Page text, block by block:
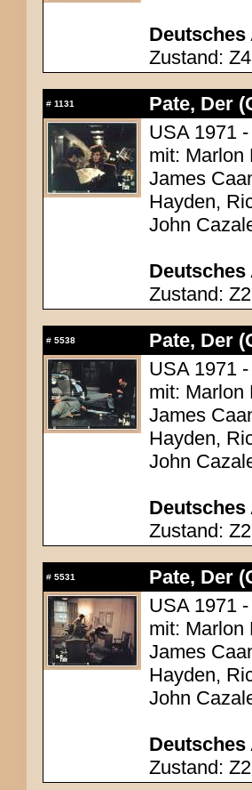
Deutsches
Zustand: Z4
# 1131
Pate, Der
USA 1971
mit: Marlon
James
Hayden,
John
Deutsches
Zustand: Z2
# 5538
Pate, Der
USA 1971
mit: Marlon
James
Hayden,
John
Deutsches
Zustand: Z2
# 5531
Pate, Der
USA 1971
mit: Marlon
James
Hayden,
John
Deutsches
Zustand: Z2